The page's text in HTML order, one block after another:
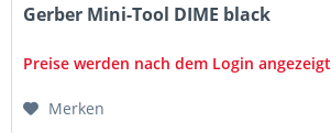
Gerber Mini-Tool DIME black
Preise werden nach dem Login angezeigt
Merken